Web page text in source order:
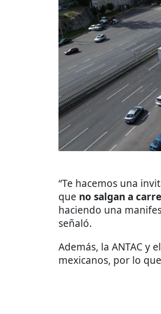
“Te hacemos una
que no salgan a
haciendo una
señaló.
Además, la ANTAC y
mexicanos, por lo